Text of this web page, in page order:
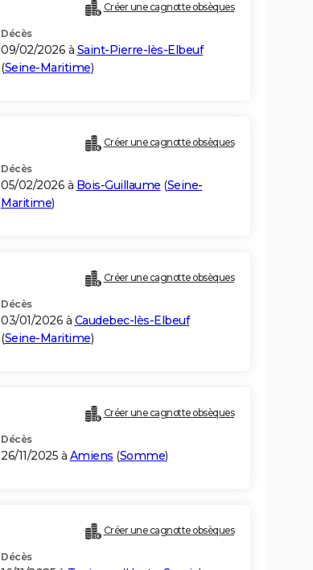
Créer une cagnotte obsèques
Décès
09/02/2026 à Saint-Pierre-lès-Elbeuf
(Seine-Maritime)
Créer une cagnotte obsèques
Décès
05/02/2026 à Bois-Guillaume (Seine-
Maritime)
Créer une cagnotte obsèques
Décès
03/01/2026 à Caudebec-lès-Elbeuf
(Seine-Maritime)
Créer une cagnotte obsèques
Décès
26/11/2025 à Amiens (Somme)
Créer une cagnotte obsèques
Décès